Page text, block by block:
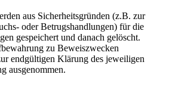
aus Sicherheitsgründen (z.B. zur
oder Betrugshandlungen) für die
gespeichert und danach gelöscht.
zu Beweiszwecken
endgültigen Klärung des jeweiligen
ausgenommen.